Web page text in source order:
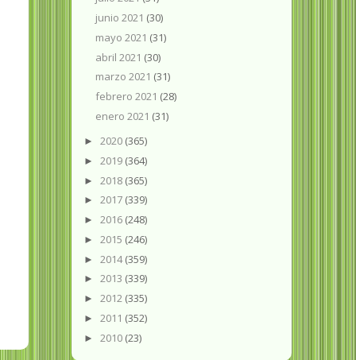
junio 2021 (30)
mayo 2021 (31)
abril 2021 (30)
marzo 2021 (31)
febrero 2021 (28)
enero 2021 (31)
► 2020 (365)
► 2019 (364)
► 2018 (365)
► 2017 (339)
► 2016 (248)
► 2015 (246)
► 2014(359)
► 2013 (339)
► 2012 (335)
► 2011 (352)
► 2010 (23)